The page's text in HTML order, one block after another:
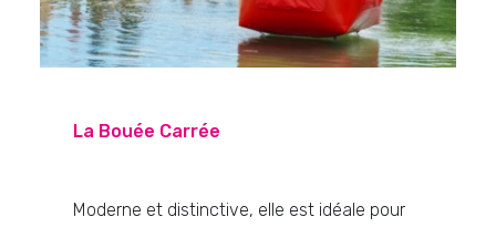
La Bouée Carrée
Moderne et distinctive, elle est idéale pour